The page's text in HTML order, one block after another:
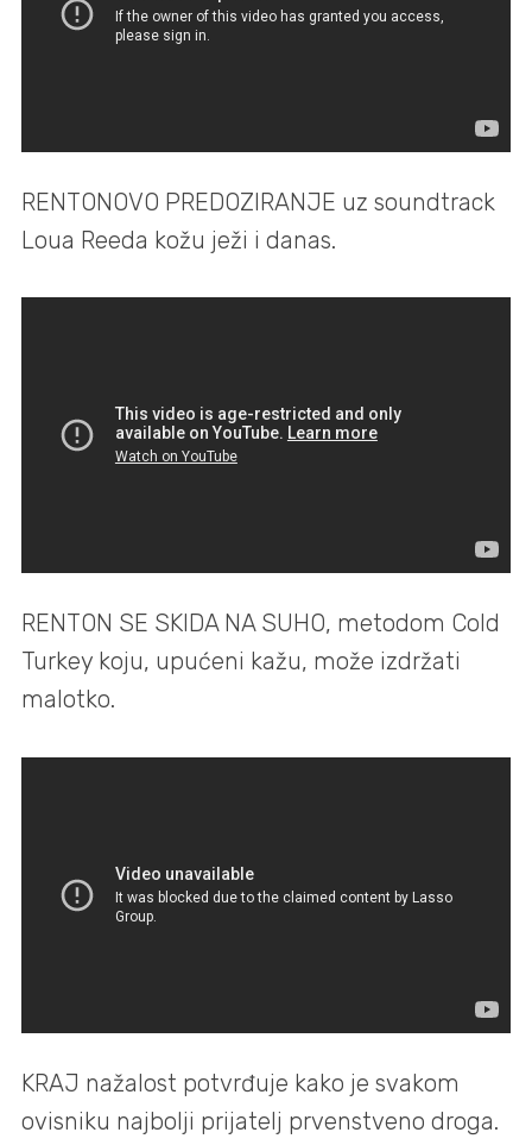
RENTONOVO PREDOZIRANJE uz soundtrack
Loua Reeda kožu ježi i danas.
RENTON SE SKIDA NA SUHO, metodom Cold
Turkey koju, upućeni kažu, može izdržati
malotko.
KRAJ nažalost potvrđuje kako je svakom
ovisniku najbolji prijatelj prvenstveno droga.